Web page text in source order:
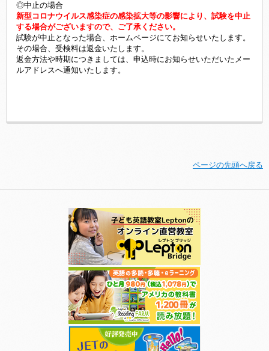
◎中止の場合
新型コロナウイルス感染症の感染拡大等の影響により、試験を中止
する場合がございますので、ご了承ください。
試験が中止となった場合、ホームページにてお知らせいたします。
その場合、受検料は返金いたします。
返金方法や時期につきましては、申込時にお知らせいただいたメー
ルアドレスへ通知いたします。
ページの先頭へ戻る